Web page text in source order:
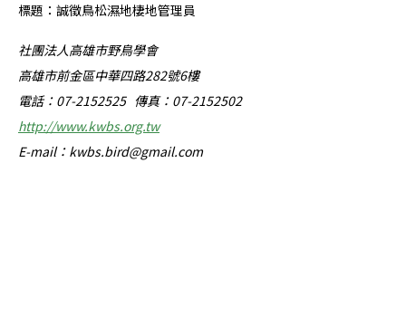
標題：誠徵鳥松濕地棲地管理員
社團法人高雄市野鳥學會
高雄市前金區中華四路282號6樓
電話：07-2152525 傳真：07-2152502
http://www.kwbs.org.tw
E-mail： kwbs.bird@gmail.com